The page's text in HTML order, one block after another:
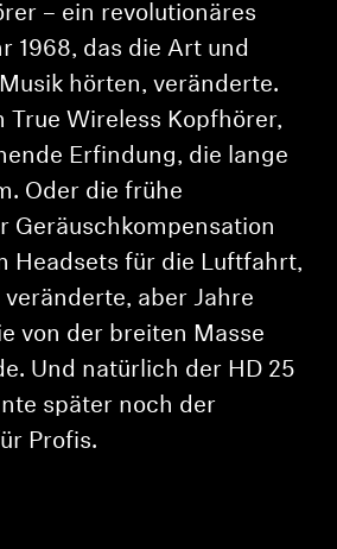
– ein revolutionäres
1968, das die Art und
hörten, veränderte.
True Wireless Kopfhörer,
Erfindung, die lange
Oder die frühe
Geräuschkompensation
Headsets für die Luftfahrt,
veränderte, aber Jahre
von der breiten Masse
Und natürlich der HD 25
später noch der
Profis.